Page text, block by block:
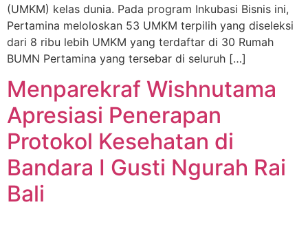
(UMKM) kelas dunia. Pada program Inkubasi Bisnis ini,
Pertamina meloloskan 53 UMKM terpilih yang diseleksi
dari 8 ribu lebih UMKM yang terdaftar di 30 Rumah
BUMN Pertamina yang tersebar di seluruh […]
Menparekraf Wishnutama
Apresiasi Penerapan
Protokol Kesehatan di
Bandara I Gusti Ngurah Rai
Bali